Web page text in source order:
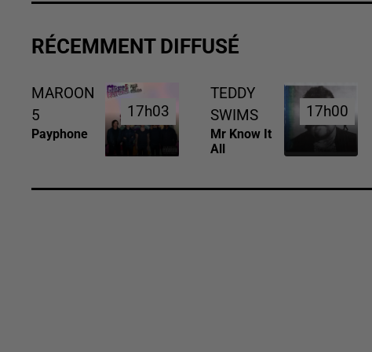
RÉCEMMENT DIFFUSÉ
MAROON
5
Payphone
17h03
17h03
TEDDY
SWIMS
Mr Know It
All
17h00
17h00